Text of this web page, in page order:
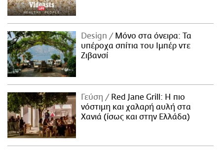
Design
Μόνο στα όνειρα: Τα
υπέροχα σπίτια του Ιμπέρ ντε
Ζιβανσί
Γεύση
Red Jane Grill: Η πιο
νόστιμη και χαλαρή αυλή στα
Χανιά (ίσως και στην Ελλάδα)